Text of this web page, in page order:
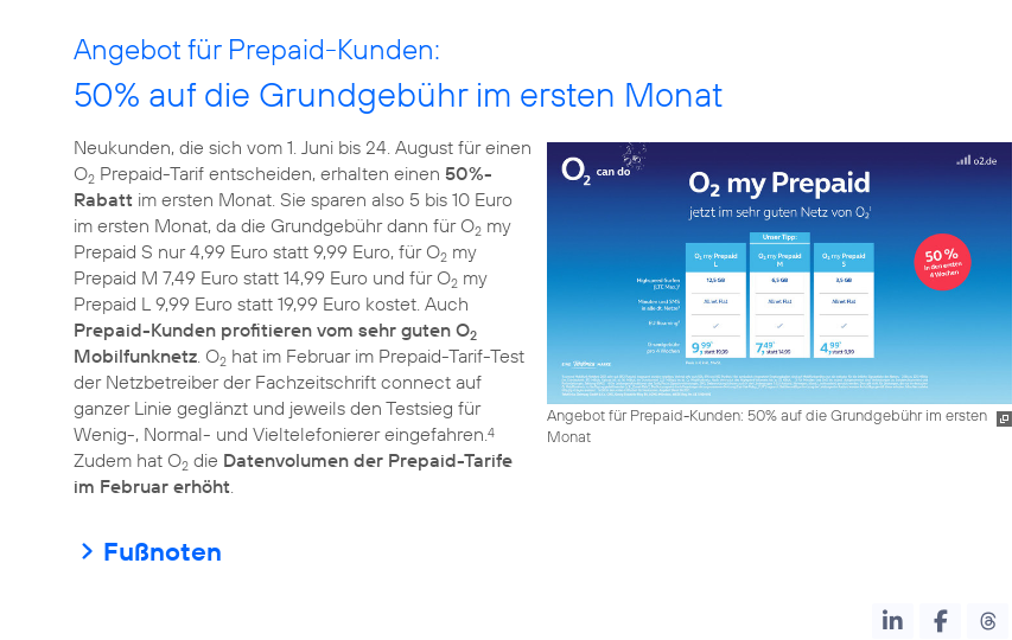
Angebot für Prepaid-Kunden:
50% auf die Grundgebühr im ersten Monat
Angebot für Prepaid-Kunden: 50% auf die Grundgebühr im ersten
Monat
Neukunden, die sich vom 1. Juni bis 24. August für einen
O2 Prepaid-Tarif entscheiden, erhalten einen 50%-
Rabatt im ersten Monat. Sie sparen also 5 bis 10 Euro
im ersten Monat, da die Grundgebühr dann für O2 my
Prepaid S nur 4,99 Euro statt 9,99 Euro, für O2 my
Prepaid M 7,49 Euro statt 14,99 Euro und für O2 my
Prepaid L 9,99 Euro statt 19,99 Euro kostet. Auch
Prepaid-Kunden profitieren vom sehr guten O2
Mobilfunknetz. O2 hat im Februar im Prepaid-Tarif-Test
der Netzbetreiber der Fachzeitschrift connect auf
ganzer Linie geglänzt und jeweils den Testsieg für
Wenig-, Normal- und Vieltelefonierer eingefahren.4
Zudem hat O2 die Datenvolumen der Prepaid-Tarife
im Februar erhöht.
Fußnoten